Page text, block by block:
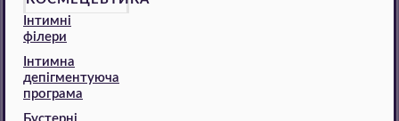
Інтимні
філери
Інтимна
депігментуюча
програма